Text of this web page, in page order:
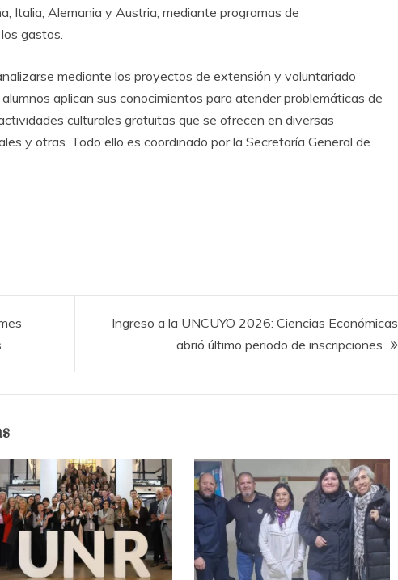
Italia, Alemania y Austria, mediante programas de
gastos.
mediante los proyectos de extensión y voluntariado
aplican sus conocimientos para atender problemáticas de
culturales gratuitas que se ofrecen en diversas
y otras. Todo ello es coordinado por la Secretaría General de
Ingreso a la UNCUYO 2026: Ciencias Económicas
abrió último periodo de inscripciones